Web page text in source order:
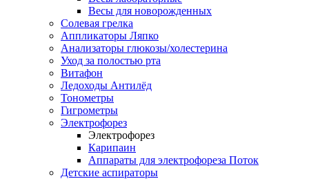
Весы для новорожденных
Солевая грелка
Аппликаторы Ляпко
Анализаторы глюкозы/холестерина
Уход за полостью рта
Витафон
Ледоходы Антилёд
Тонометры
Гигрометры
Электрофорез
Электрофорез
Карипаин
Аппараты для электрофореза Поток
Детские аспираторы